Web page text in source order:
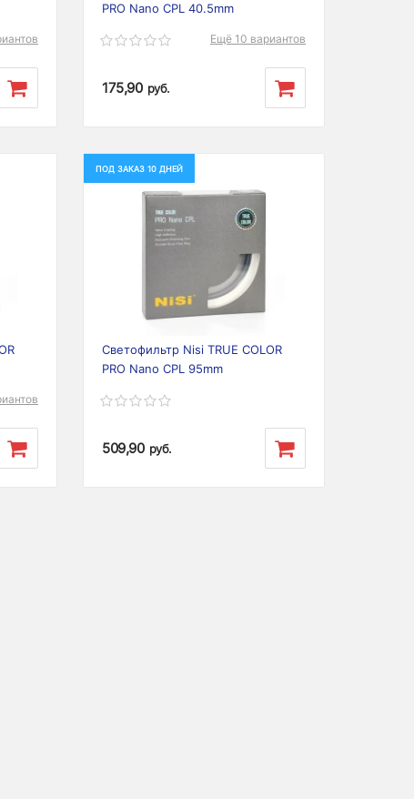
PRO Nano CPL 40.5mm
Ещё 10 вариантов
175,90 руб.
ПОД ЗАКАЗ 10 ДНЕЙ
Светофильтр Nisi TRUE COLOR
PRO Nano CPL 95mm
509,90 руб.